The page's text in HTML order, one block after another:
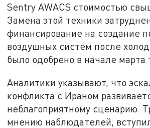
Sentry AWACS стоимостью
Замена этой техники
финансирование на создание
воздушных систем после
было одобрено в начале марта
Аналитики указывают, что
конфликта с Ираном
неблагоприятному сценарию.
мнению наблюдателей,